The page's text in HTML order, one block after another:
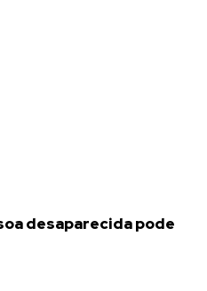
desaparecida pode